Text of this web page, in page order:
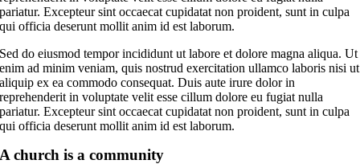
pariatur. Excepteur sint occaecat cupidatat non proident, sunt in culpa
qui officia deserunt mollit anim id est laborum.
Sed do eiusmod tempor incididunt ut labore et dolore magna aliqua. Ut
enim ad minim veniam, quis nostrud exercitation ullamco laboris nisi ut
aliquip ex ea commodo consequat. Duis aute irure dolor in
reprehenderit in voluptate velit esse cillum dolore eu fugiat nulla
pariatur. Excepteur sint occaecat cupidatat non proident, sunt in culpa
qui officia deserunt mollit anim id est laborum.
A church is a community